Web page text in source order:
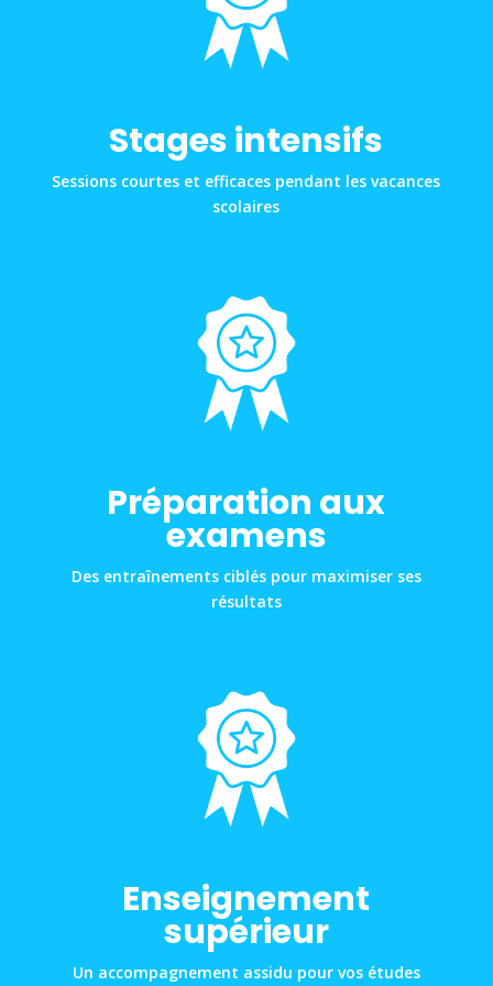
Stages intensifs
Sessions courtes et efficaces pendant les vacances
scolaires
Préparation aux
examens
Des entraînements ciblés pour maximiser ses
résultats
Enseignement
supérieur
Un accompagnement assidu pour vos études